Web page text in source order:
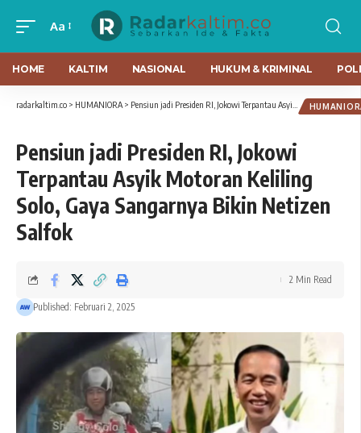
Aa
HOME KALTIM NASIONAL HUKUM & KRIMINAL
radarkaltim.co > HUMANIORA > Pensiun jadi Presiden RI, Jokowi Terpantau Asyik Motoran Keliling Solo, Gaya Sangarnya Bikin Netizen Salfok
Pensiun jadi Presiden RI, Jokowi
Terpantau Asyik Motoran Keliling
Solo, Gaya Sangarnya Bikin Netizen
Salfok
Published: Februari 2, 2025
2 Min Read